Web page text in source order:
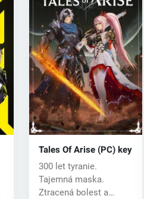
Tales Of Arise (PC) key
300 let tyranie.
Tajemná maska.
Ztracená bolest a